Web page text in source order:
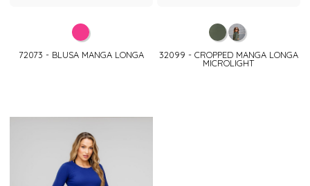
72073 - BLUSA MANGA LONGA 32099 - CROPPED MANGA LONGA
MICROLIGHT